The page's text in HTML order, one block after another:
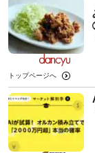
トップページへ